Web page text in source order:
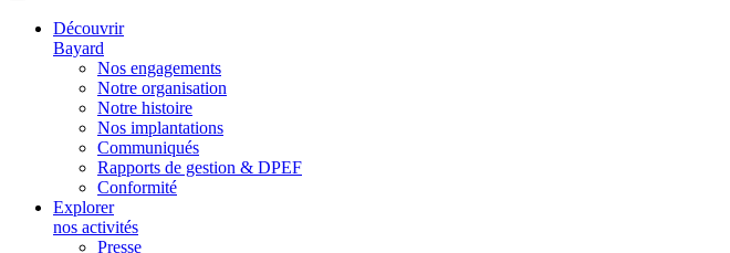
Découvrir
Bayard
Nos engagements
Notre organisation
Notre histoire
Nos implantations
Communiqués
Rapports de gestion & DPEF
Conformité
Explorer
nos activités
Presse